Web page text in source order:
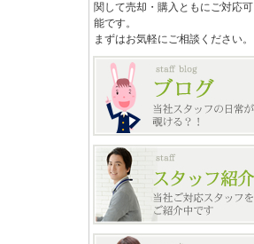
関して売却・購入ともにご対応可
能です。
まずはお気軽にご相談ください。